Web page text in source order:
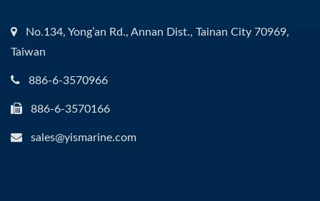
No.134, Yong’an Rd., Annan Dist., Tainan City 70969,
Taiwan
886-6-3570966
886-6-3570166
sales@yismarine.com